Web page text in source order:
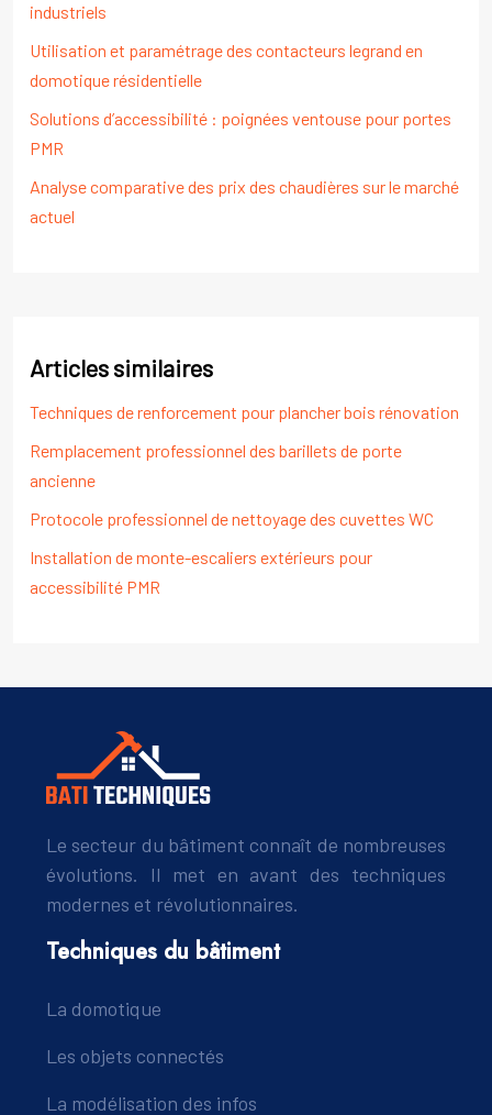
industriels
Utilisation et paramétrage des contacteurs legrand en
domotique résidentielle
Solutions d’accessibilité : poignées ventouse pour portes
PMR
Analyse comparative des prix des chaudières sur le marché
actuel
Articles similaires
Techniques de renforcement pour plancher bois rénovation
Remplacement professionnel des barillets de porte
ancienne
Protocole professionnel de nettoyage des cuvettes WC
Installation de monte-escaliers extérieurs pour
accessibilité PMR
Le secteur du bâtiment connaît de nombreuses
évolutions. Il met en avant des techniques
modernes et révolutionnaires.
Techniques du bâtiment
La domotique
Les objets connectés
La modélisation des infos